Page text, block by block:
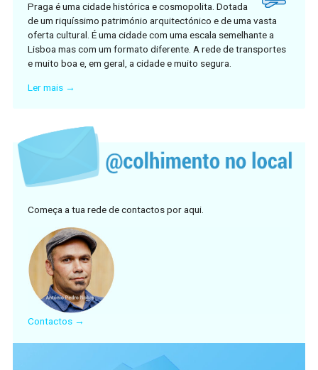
Praga é uma cidade histórica e cosmopolita. Dotada
de um riquíssimo património arquitectónico e de uma vasta
oferta cultural. É uma cidade com uma escala semelhante a
Lisboa mas com um formato diferente. A rede de transportes
e muito boa e, em geral, a cidade e muito segura.
Ler mais →
Começa a tua rede de contactos por aqui.
Contactos →